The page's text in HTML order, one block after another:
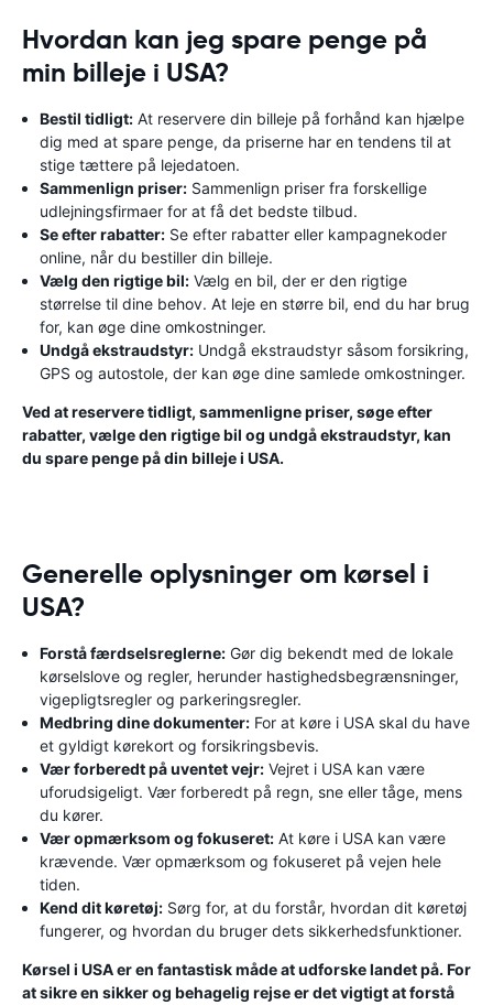
Hvordan kan jeg spare penge på
min billeje i USA?
Bestil tidligt: At reservere din billeje på forhånd kan hjælpe
dig med at spare penge, da priserne har en tendens til at
stige tættere på lejedatoen.
Sammenlign priser: Sammenlign priser fra forskellige
udlejningsfirmaer for at få det bedste tilbud.
Se efter rabatter: Se efter rabatter eller kampagnekoder
online, når du bestiller din billeje.
Vælg den rigtige bil: Vælg en bil, der er den rigtige
størrelse til dine behov. At leje en større bil, end du har brug
for, kan øge dine omkostninger.
Undgå ekstraudstyr: Undgå ekstraudstyr såsom forsikring,
GPS og autostole, der kan øge dine samlede omkostninger.
Ved at reservere tidligt, sammenligne priser, søge efter
rabatter, vælge den rigtige bil og undgå ekstraudstyr, kan
du spare penge på din billeje i USA.
Generelle oplysninger om kørsel i
USA?
Forstå færdselsreglerne: Gør dig bekendt med de lokale
kørselslove og regler, herunder hastighedsbegrænsninger,
vigepligtsregler og parkeringsregler.
Medbring dine dokumenter: For at køre i USA skal du have
et gyldigt kørekort og forsikringsbevis.
Vær forberedt på uventet vejr: Vejret i USA kan være
uforudsigeligt. Vær forberedt på regn, sne eller tåge, mens
du kører.
Vær opmærksom og fokuseret: At køre i USA kan være
krævende. Vær opmærksom og fokuseret på vejen hele
tiden.
Kend dit køretøj: Sørg for, at du forstår, hvordan dit køretøj
fungerer, og hvordan du bruger dets sikkerhedsfunktioner.
Kørsel i USA er en fantastisk måde at udforske landet på. For
at sikre en sikker og behagelig rejse er det vigtigt at forstå